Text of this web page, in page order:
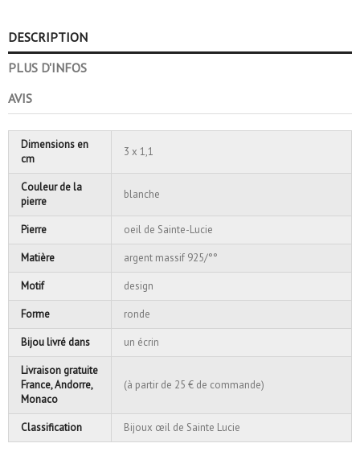
DESCRIPTION
PLUS D'INFOS
AVIS
Dimensions en
cm
3 x 1,1
Couleur de la
pierre
blanche
Pierre oeil de Sainte-Lucie
Matière argent massif 925/°°
Motif design
Forme ronde
Bijou livré dans un écrin
Livraison gratuite
France, Andorre,
Monaco
(à partir de 25 € de commande)
Classification Bijoux œil de Sainte Lucie